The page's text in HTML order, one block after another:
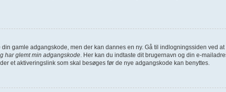
gamle adgangskode, men der kan dannes en ny. Gå til indlogningssiden ved
har glemt min adgangskode . Her kan du indtaste dit brugernavn og din e-
et aktiveringslink som skal besøges før de nye adgangskode kan benyttes.